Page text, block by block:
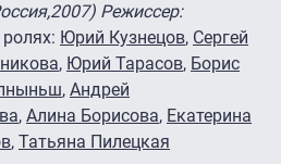
Режиссер:
ролях: Юрий Кузнецов, Сергей
, Юрий Тарасов, Борис
, Андрей
, Алина Борисова, Екатерина
, Татьяна Пилецкая